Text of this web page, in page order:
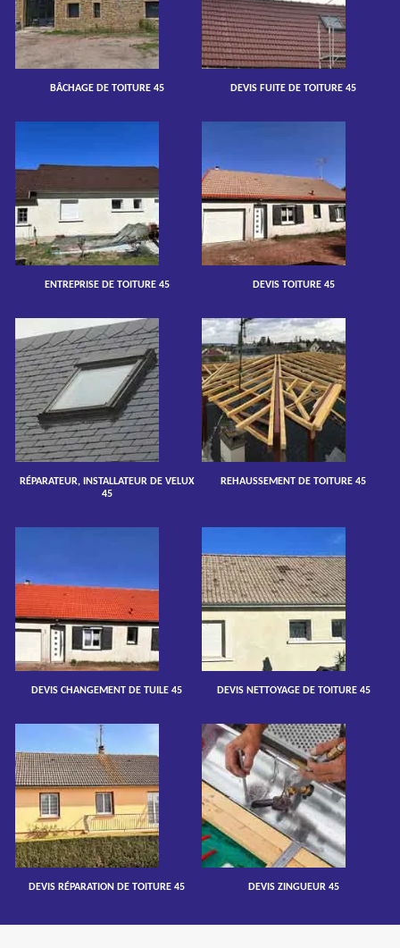
BÂCHAGE DE TOITURE 45 DEVIS FUITE DE TOITURE 45
ENTREPRISE DE TOITURE 45 DEVIS TOITURE 45
RÉPARATEUR, INSTALLATEUR DE VELUX
45
REHAUSSEMENT DE TOITURE 45
DEVIS CHANGEMENT DE TUILE 45 DEVIS NETTOYAGE DE TOITURE 45
DEVIS RÉPARATION DE TOITURE 45 DEVIS ZINGUEUR 45